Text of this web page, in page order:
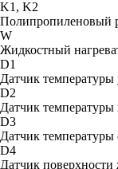
K1, K2
Полипропиленовый
W
Жидкостный
D1
Датчик температуры
D2
Датчик температуры
D3
Датчик температуры
D4
Датчик поверхности